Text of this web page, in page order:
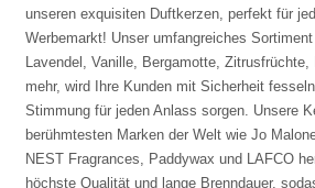
unseren exquisiten Duftkerzen, perfekt für
Werbemarkt! Unser umfangreiches
Lavendel, Vanille, Bergamotte,
mehr, wird Ihre Kunden mit Sicherheit
Stimmung für jeden Anlass sorgen. Unsere
berühmtesten Marken der Welt wie Jo
NEST Fragrances, Paddywax und LAFCO
höchste Qualität und lange Brenndauer,